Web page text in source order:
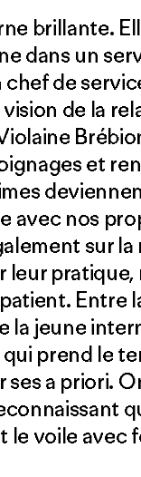
brillante.
dans un
de
de la
et
avec nos
sur
pratique,
Entre
la jeune
prend le
ses a priori.
voile avec